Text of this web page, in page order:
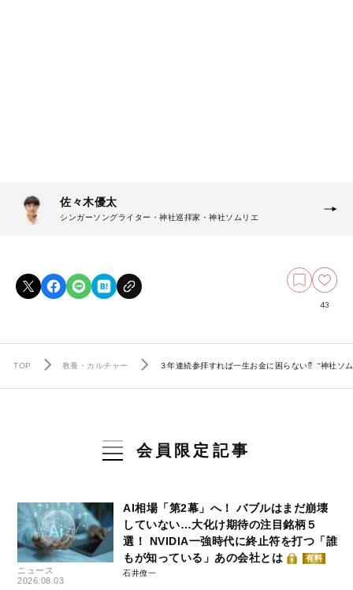
佐々木優太
シンガーソングライター・神社巡拝家・神社ソムリエ
43
TOP 教養・カルチャー ３年連続参拝すれば一生お金に困らない⁉ “神社ソ
会員限定記事
ニュース
2026.08.03
AI相場「第2幕」へ！ バブルはまだ崩壊
していない…大化け期待の注目銘柄５
選！ NVIDIA一強時代に終止符を打つ「誰
もが知っている」あの会社とは
有料
石井僚一